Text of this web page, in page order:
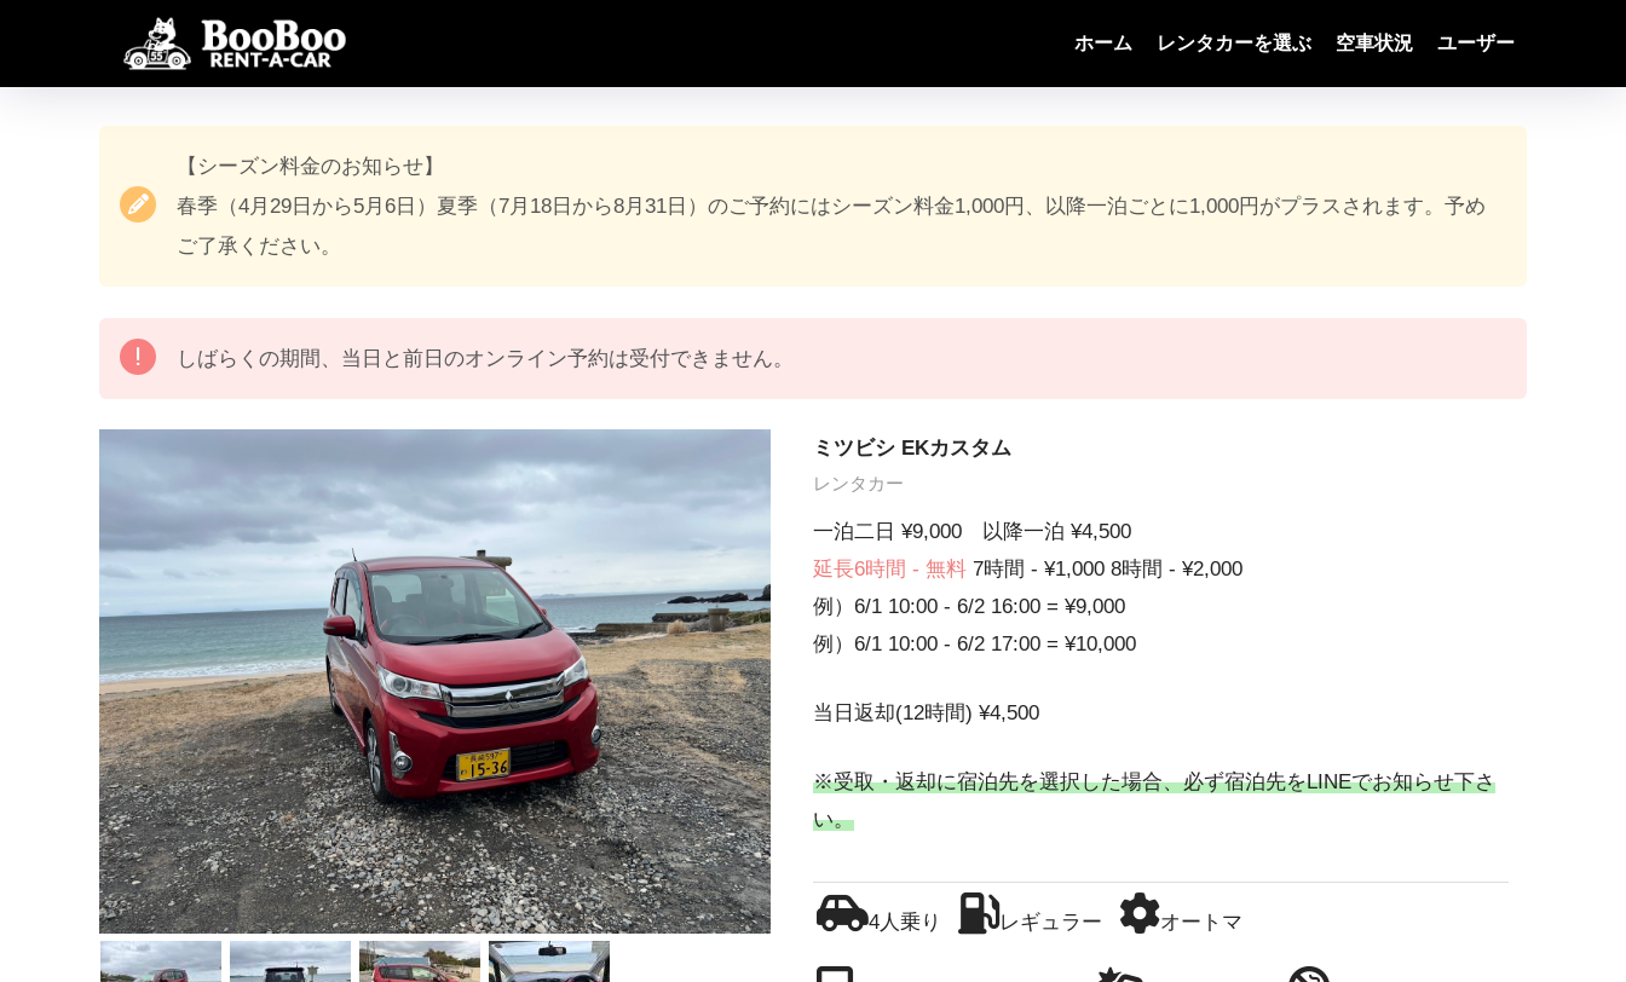
ホーム レンタカーを選ぶ 空車状況 ユーザー
【シーズン料金のお知らせ】
春季（4月29日から5月6日）夏季（7月18日から8月31日）のご予約にはシーズン料金1,000円、以降一泊ごとに1,000円がプラスされます。予め
ご了承ください。
しばらくの期間、当日と前日のオンライン予約は受付できません。
ミツビシ EKカスタム
レンタカー
一泊二日 ¥9,000 以降一泊 ¥4,500
延長6時間 - 無料 7時間 - ¥1,000 8時間 - ¥2,000
例）6/1 10:00 - 6/2 16:00 = ¥9,000
例）6/1 10:00 - 6/2 17:00 = ¥10,000
当日返却(12時間) ¥4,500
※受取・返却に宿泊先を選択した場合、必ず宿泊先をLINEでお知らせ下さ
い。
4人乗り レギュラー オートマ